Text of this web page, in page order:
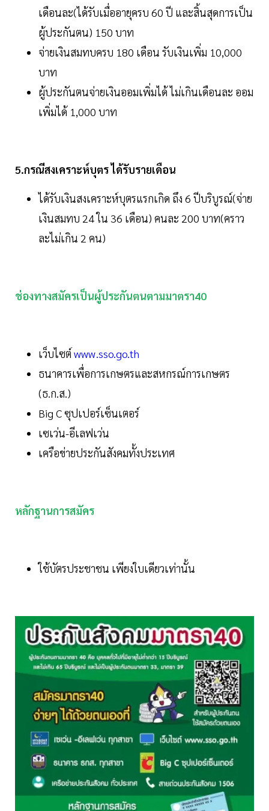
เดือนละ(ได้รับเมื่ออายุครบ 60 ปี และสิ้นสุดการเป็น
ผู้ประกันตน) 150 บาท
จ่ายเงินสมทบครบ 180 เดือน รับเงินเพิ่ม 10,000
บาท
ผู้ประกันตนจ่ายเงินออมเพิ่มได้ ไม่เกินเดือนละ ออม
เพิ่มได้ 1,000 บาท
5.กรณีสงเคราะห์บุตร ได้รับรายเดือน
ได้รับเงินสงเคราะห์บุตรแรกเกิด ถึง 6 ปีบริบูรณ์(จ่าย
เงินสมทบ 24 ใน 36 เดือน) คนละ 200 บาท(คราว
ละไม่เกิน 2 คน)
ช่องทางสมัครเป็นผู้ประกันตนตามมาตรา40
เว็บไซต์ www.sso.go.th
ธนาคารเพื่อการเกษตรและสหกรณ์การเกษตร
(ธ.ก.ส.)
Big C ซุปเปอร์เซ็นเตอร์
เซเว่น-อีเลฟเว่น
เครือข่ายประกันสังคมทั้งประเทศ
หลักฐานการสมัคร
ใช้บัตรประชาชน เพียงใบเดียวเท่านั้น